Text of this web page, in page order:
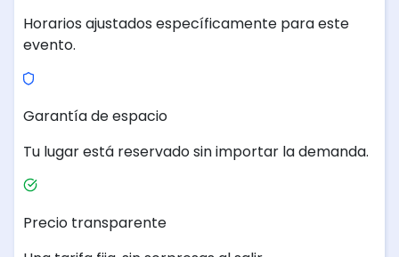
Horarios ajustados específicamente para este
evento.
Garantía de espacio
Tu lugar está reservado sin importar la demanda.
Precio transparente